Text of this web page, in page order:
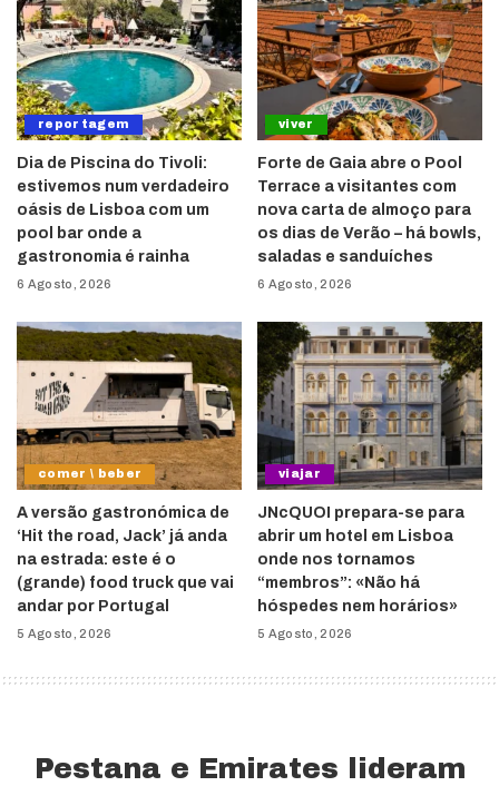
reportagem
Dia de Piscina do Tivoli:
estivemos num verdadeiro
oásis de Lisboa com um
pool bar onde a
gastronomia é rainha
6 Agosto, 2026
viver
Forte de Gaia abre o Pool
Terrace a visitantes com
nova carta de almoço para
os dias de Verão – há bowls,
saladas e sanduíches
6 Agosto, 2026
comer \ beber
A versão gastronómica de
‘Hit the road, Jack’ já anda
na estrada: este é o
(grande) food truck que vai
andar por Portugal
5 Agosto, 2026
viajar
JNcQUOI prepara-se para
abrir um hotel em Lisboa
onde nos tornamos
“membros”: «Não há
hóspedes nem horários»
5 Agosto, 2026
Pestana e Emirates lideram